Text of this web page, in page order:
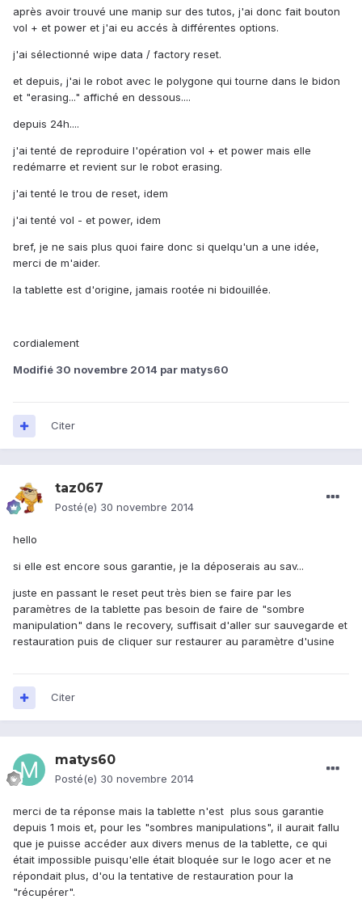
après avoir trouvé une manip sur des tutos, j'ai donc fait bouton
vol + et power et j'ai eu accés à différentes options.
j'ai sélectionné wipe data / factory reset.
et depuis, j'ai le robot avec le polygone qui tourne dans le bidon
et "erasing..." affiché en dessous....
depuis 24h....
j'ai tenté de reproduire l'opération vol + et power mais elle
redémarre et revient sur le robot erasing.
j'ai tenté le trou de reset, idem
j'ai tenté vol - et power, idem
bref, je ne sais plus quoi faire donc si quelqu'un a une idée,
merci de m'aider.
la tablette est d'origine, jamais rootée ni bidouillée.
cordialement
Modifié 30 novembre 2014 par matys60
Citer
taz067
Posté(e) 30 novembre 2014
hello
si elle est encore sous garantie, je la déposerais au sav...
juste en passant le reset peut très bien se faire par les
paramètres de la tablette pas besoin de faire de "sombre
manipulation" dans le recovery, suffisait d'aller sur sauvegarde et
restauration puis de cliquer sur restaurer au paramètre d'usine
Citer
matys60
Posté(e) 30 novembre 2014
merci de ta réponse mais la tablette n'est plus sous garantie
depuis 1 mois et, pour les "sombres manipulations", il aurait fallu
que je puisse accéder aux divers menus de la tablette, ce qui
était impossible puisqu'elle était bloquée sur le logo acer et ne
répondait plus, d'ou la tentative de restauration pour la
"récupérer".